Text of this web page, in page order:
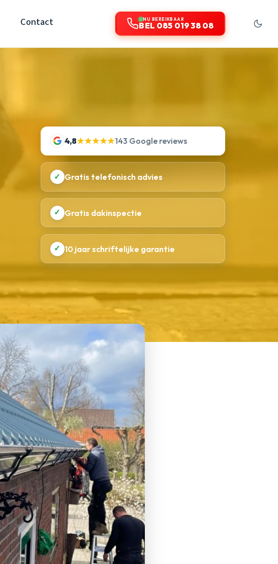
Contact NU BEREIKBAAR
BEL 085 019 38 08
4,8★★★★★143 Google reviews
✓ Gratis telefonisch advies
✓ Gratis dakinspectie
✓ 10 jaar schriftelijke garantie